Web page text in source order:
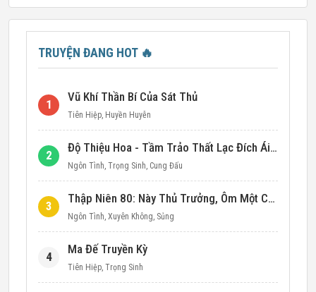
TRUYỆN ĐANG HOT 🔥
1
Vũ Khí Thần Bí Của Sát Thủ
Tiên Hiệp, Huyền Huyễn
2
Độ Thiệu Hoa - Tầm Trảo Thất Lạc Đích Ái Tình
Ngôn Tình, Trọng Sinh, Cung Đấu
3
Thập Niên 80: Này Thủ Trưởng, Ôm Một Cái Đi!
Ngôn Tình, Xuyên Không, Sủng
4
Ma Đế Truyền Kỳ
Tiên Hiệp, Trọng Sinh